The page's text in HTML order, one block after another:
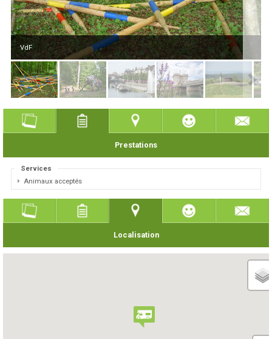
VdF
Prestations
Services
Animaux acceptés
Localisation